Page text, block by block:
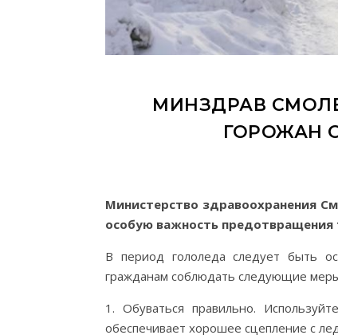
МИНЗДРАВ
ГОРОЖАН
Министерство здравоохранения
особую важность
В период гололеда следует быть
гражданам соблюдать следующие
1. Обуваться правильно.
обеспечивает хорошее сцепление с